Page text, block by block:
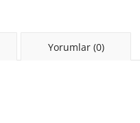
Yorumlar (0)